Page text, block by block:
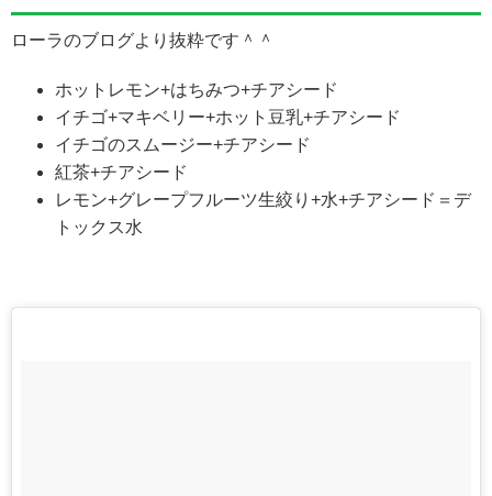
ローラのブログより抜粋です＾＾
ホットレモン+はちみつ+チアシード
イチゴ+マキベリー+ホット豆乳+チアシード
イチゴのスムージー+チアシード
紅茶+チアシード
レモン+グレープフルーツ生絞り+水+チアシード＝デ
トックス水